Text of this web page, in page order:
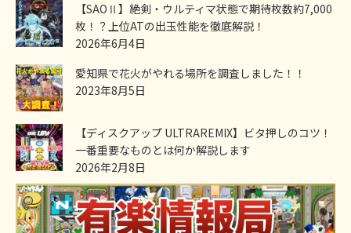
【SAOⅡ】絶剣・ウルティマ状態で期待枚数約7,000
枚！？上位ATの出玉性能を徹底解説！
2026年6月4日
愛知県で花火がやれる場所を調査しました！！
2023年8月5日
【ディスクアップ ULTRAREMIX】ビタ押しのコツ！
一番重要なものとは何か解説します
2026年2月8日